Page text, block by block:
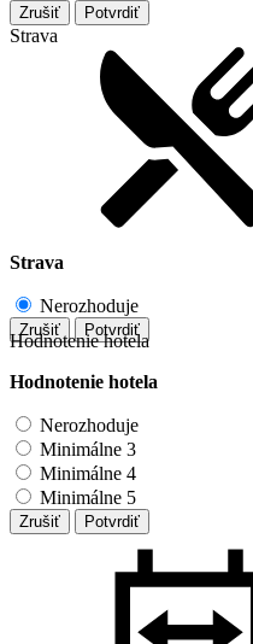
Zrušiť Potvrdiť
Strava
Strava
Nerozhoduje
Zrušiť Potvrdiť
Hodnotenie hotela
Hodnotenie hotela
Nerozhoduje
Minimálne 3
Minimálne 4
Minimálne 5
Zrušiť Potvrdiť